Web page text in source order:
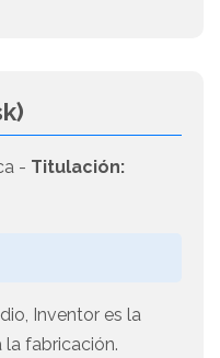
- Titulación:
Inventor es la
la fabricación.